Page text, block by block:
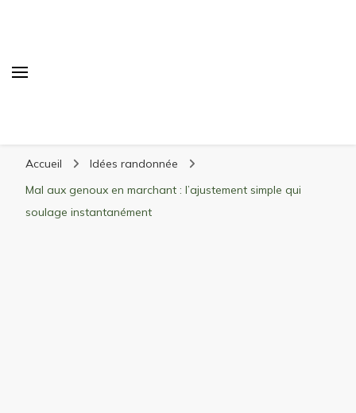
matériel, stations de ski
Accueil
Idées randonnée
Mal aux genoux en marchant : l’ajustement simple qui
soulage instantanément